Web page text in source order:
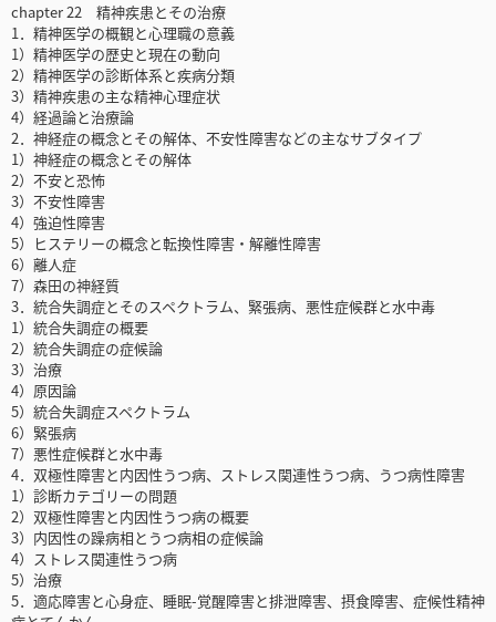
chapter 22 精神疾患とその治療
1．精神医学の概観と心理職の意義
1）精神医学の歴史と現在の動向
2）精神医学の診断体系と疾病分類
3）精神疾患の主な精神心理症状
4）経過論と治療論
2．神経症の概念とその解体、不安性障害などの主なサブタイプ
1）神経症の概念とその解体
2）不安と恐怖
3）不安性障害
4）強迫性障害
5）ヒステリーの概念と転換性障害・解離性障害
6）離人症
7）森田の神経質
3．統合失調症とそのスペクトラム、緊張病、悪性症候群と水中毒
1）統合失調症の概要
2）統合失調症の症候論
3）治療
4）原因論
5）統合失調症スペクトラム
6）緊張病
7）悪性症候群と水中毒
4．双極性障害と内因性うつ病、ストレス関連性うつ病、うつ病性障害
1）診断カテゴリーの問題
2）双極性障害と内因性うつ病の概要
3）内因性の躁病相とうつ病相の症候論
4）ストレス関連性うつ病
5）治療
5．適応障害と心身症、睡眠-覚醒障害と排泄障害、摂食障害、症候性精神